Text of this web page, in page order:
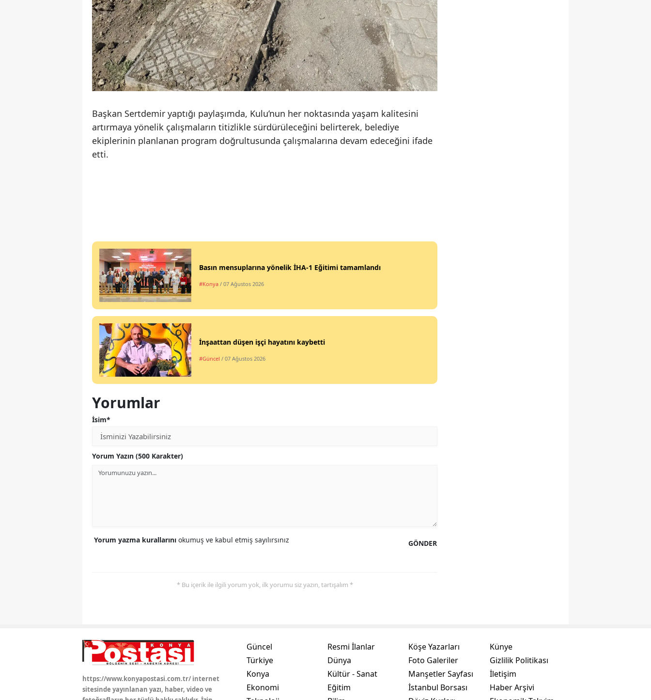
Ordu
Rize
Sakarya
Samsun
Siirt
Sivas
Tekirdağ
Uşak
Van
Kırıkkale
Düzce
Başkan Sertdemir yaptığı paylaşımda, Kulu’nun her noktasında yaşam kalitesini
artırmaya yönelik çalışmaların titizlikle sürdürüleceğini belirterek, belediye
ekiplerinin planlanan program doğrultusunda çalışmalarına devam edeceğini ifade
etti.
Basın mensuplarına yönelik İHA-1 Eğitimi tamamlandı
#Konya / 07 Ağustos 2026
İnşaattan düşen işçi hayatını kaybetti
#Güncel / 07 Ağustos 2026
Yorumlar
İsim*
Yorum Yazın (500 Karakter)
GÖNDER
Yorum yazma kurallarını okumuş ve kabul etmiş sayılırsınız
* Bu içerik ile ilgili yorum yok, ilk yorumu siz yazın, tartışalım *
https://www.konyapostasi.com.tr/ internet
sitesinde yayınlanan yazı, haber, video ve
Güncel
Türkiye
Konya
Ekonomi
Resmi İlanlar
Dünya
Kültür - Sanat
Eğitim
Köşe Yazarları
Foto Galeriler
Manşetler Sayfası
İstanbul Borsası
Künye
Gizlilik Politikası
İletişim
Haber Arşivi